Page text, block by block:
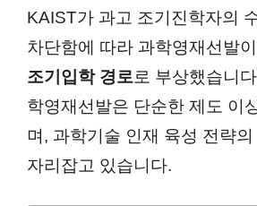
KAIST가 과고 조기진학자의
차단함에 따라 과학영재선발이
조기입학 경로로 부상했습니
학영재선발은 단순한 제도 이
며, 과학기술 인재 육성 전략
자리잡고 있습니다.